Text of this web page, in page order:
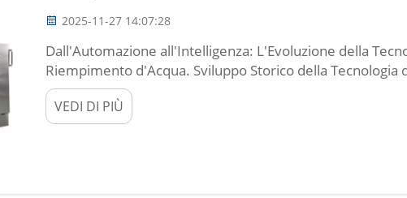
2025-11-27 14:07:28
Dall'Automazione all'Intelligenza: L'Evoluzione della
Riempimento d'Acqua. Sviluppo Storico della
d'Acqua. Le macchine per il riempimento d'acqua hanno
state inventate nel XIX secolo, quando le persone erano...
VEDI DI PIÙ